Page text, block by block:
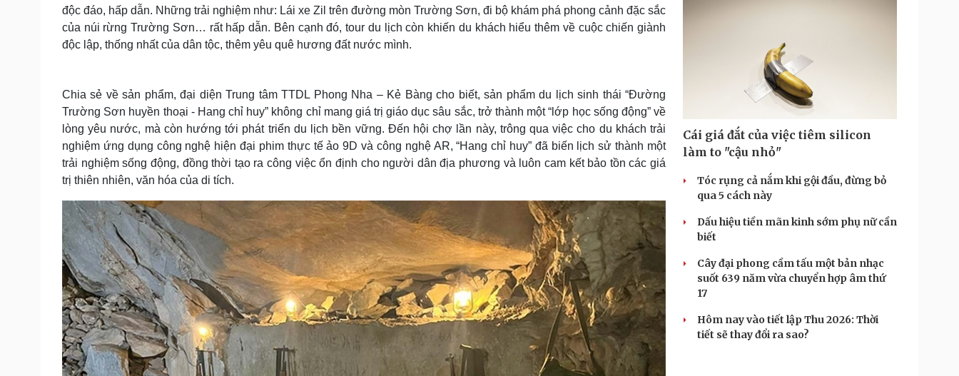
độc đáo, hấp dẫn. Những trải nghiệm như: Lái xe Zil trên đường mòn Trường Sơn, đi bộ khám phá phong cảnh đặc sắc
của núi rừng Trường Sơn… rất hấp dẫn. Bên cạnh đó, tour du lịch còn khiến du khách hiểu thêm về cuộc chiến giành
độc lập, thống nhất của dân tộc, thêm yêu quê hương đất nước mình.
Chia sẻ về sản phẩm, đại diện Trung tâm TTDL Phong Nha – Kẻ Bàng cho biết, sản phẩm du lịch sinh thái “Đường
Trường Sơn huyền thoại - Hang chỉ huy” không chỉ mang giá trị giáo dục sâu sắc, trở thành một “lớp học sống động” về
lòng yêu nước, mà còn hướng tới phát triển du lịch bền vững. Đến hội chợ lần này, trông qua việc cho du khách trải
nghiệm ứng dụng công nghệ hiện đại phim thực tế ảo 9D và công nghệ AR, “Hang chỉ huy” đã biến lịch sử thành một
trải nghiệm sống động, đồng thời tạo ra công việc ổn định cho người dân địa phương và luôn cam kết bảo tồn các giá
trị thiên nhiên, văn hóa của di tích.
Cái giá đắt của việc tiêm silicon
làm to "cậu nhỏ"
Tóc rụng cả nắm khi gội đầu, đừng bỏ
qua 5 cách này
Dấu hiệu tiền mãn kinh sớm phụ nữ cần
biết
Cây đại phong cầm tấu một bản nhạc
suốt 639 năm vừa chuyển hợp âm thứ
17
Hôm nay vào tiết lập Thu 2026: Thời
tiết sẽ thay đổi ra sao?